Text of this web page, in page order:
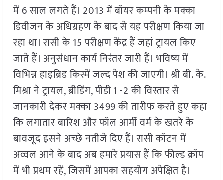
में 6 साल लगते हैं। 2013 में बॉयर कम्पनी के मक्का
डिवीजन के अधिग्रहण के बाद से यह परीक्षण किया जा
रहा था। रासी के 15 परीक्षण केंद्र हैं जहां ट्रायल किए
जाते हैं। अनुसंधान कार्य निरंतर जारी हैं। भविष्य में
विभिन्न हाइब्रिड किस्में जल्द पेश की जाएगी। श्री बी. के.
मिश्रा ने ट्रायल, ब्रीडिंग, पीडी 1 -2 की विस्तार से
जानकारी देकर मक्का 3499 की तारीफ करते हुए कहा
कि लगातार बारिश और फॉल आर्मी वर्म के खतरे के
बावजूद इसने अच्छे नतीजे दिए हैं। रासी कॉटन में
अव्वल आने के बाद अब हमारे प्रयास हैं कि फील्ड क्रॉप
में भी प्रथम रहें, जिसमें आपका सहयोग अपेक्षित है।